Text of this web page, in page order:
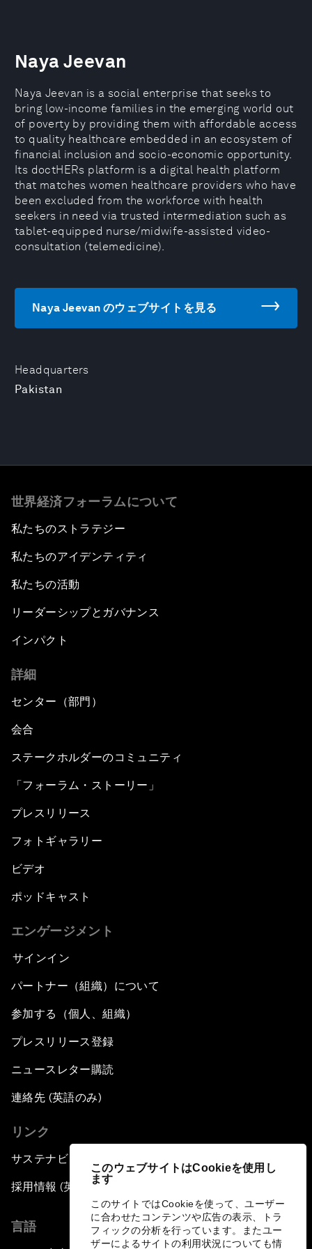
このウェブサイトはCookieを使用し
ます
このサイトではCookieを使って、ユーザー
に合わせたコンテンツや広告の表示、トラ
フィックの分析を行っています。またユー
ザーによるサイトの利用状況についても情
Headquarters
Pakistan
Naya Jeevan
Naya Jeevan is a social enterprise that seeks to
bring low-income families in the emerging world out
of poverty by providing them with affordable access
to quality healthcare embedded in an ecosystem of
financial inclusion and socio-economic opportunity.
Its doctHERs platform is a digital health platform
that matches women healthcare providers who have
been excluded from the workforce with health
seekers in need via trusted intermediation such as
tablet-equipped nurse/midwife-assisted video-
consultation (telemedicine).
Naya Jeevan のウェブサイトを見る
世界経済フォーラムについて
私たちのストラテジー
私たちのアイデンティティ
私たちの活動
リーダーシップとガバナンス
インパクト
詳細
センター（部門）
会合
ステークホルダーのコミュニティ
「フォーラム・ストーリー」
プレスリリース
フォトギャラリー
ビデオ
ポッドキャスト
エンゲージメント
サインイン
パートナー（組織）について
参加する（個人、組織）
プレスリリース登録
ニュースレター購読
連絡先 (英語のみ)
リンク
サステナビリティへの取り組み
採用情報 (英語のみ)
言語